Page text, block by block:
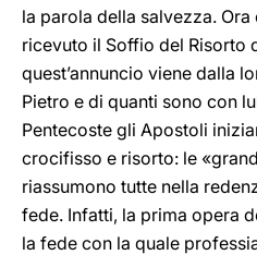
la parola della salvezza.
ricevuto il Soffio del Risorto
quest’annuncio viene dalla
Pietro e di quanti sono con
Pentecoste gli Apostoli
crocifisso e risorto: le
riassumono tutte nella
fede. Infatti, la prima opera
la fede con la quale